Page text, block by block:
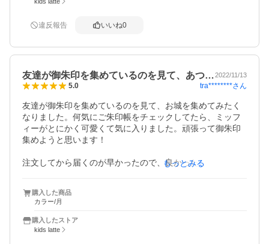
違反報告 いいね0
友達が御朱印を集めているのを見て、あつ…2022/11/13
5.0 tra********さん
友達が御朱印を集めているのを見て、お城を集めてみたく
なりました。何気にご朱印帳をチェックしてたら、ミッフ
ィーがとにかく可愛くて気に入りました。頑張って御朱印
集めようと思います！
注文してから届くのが早かったので、良かったです。
もっとみる
購入した商品
カラー/月
購入したストア
kids latte